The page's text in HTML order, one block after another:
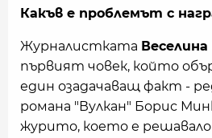
Какъв е проблемът с
Журналистката Веселина
първият човек, който
един озадачаващ факт -
романа "Вулкан" Борис
журито, което е решавало